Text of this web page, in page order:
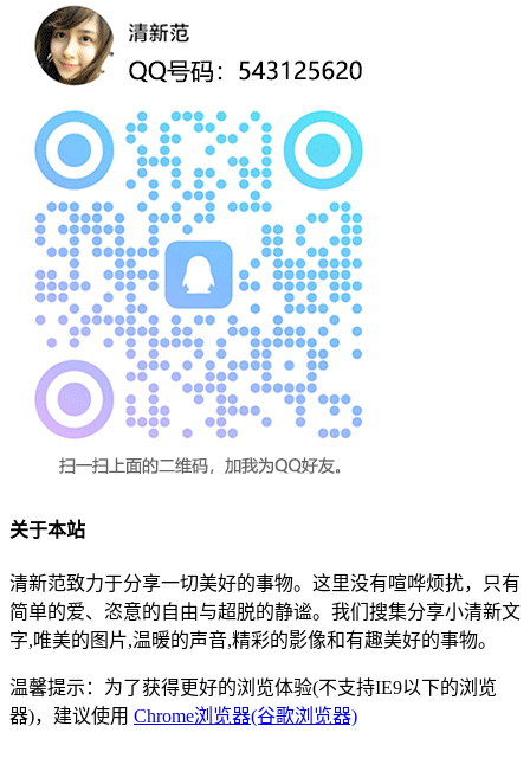
关于本站
清新范致力于分享一切美好的事物。这里没有喧哗烦扰，只有
简单的爱、恣意的自由与超脱的静谧。我们搜集分享小清新文
字,唯美的图片,温暖的声音,精彩的影像和有趣美好的事物。
温馨提示：为了获得更好的浏览体验(不支持IE9以下的浏览
器)，建议使用 Chrome浏览器(谷歌浏览器)